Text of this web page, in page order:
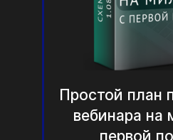
Простой план
вебинара на
первой